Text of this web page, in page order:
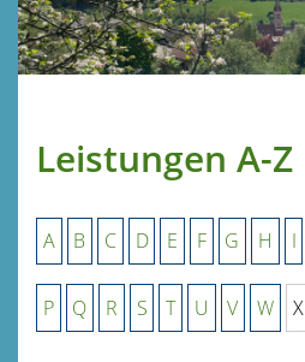
Leistungen A-Z
A B C D E F G H I
P Q R S T U V W X